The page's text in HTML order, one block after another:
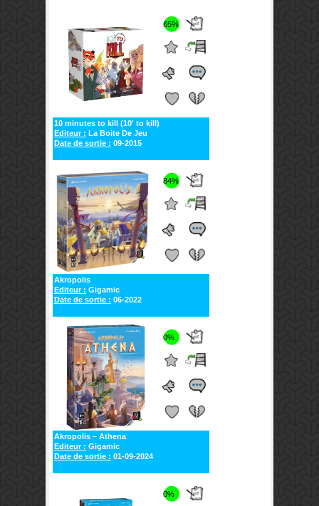
65%
10 minutes to kill (10′ to kill)
Editeur : La Boite De Jeu
Date de sortie : 09-2015
84%
Akropolis
Editeur : Gigamic
Date de sortie : 06-2022
0%
Akropolis – Athena
Editeur : Gigamic
Date de sortie : 01-09-2024
0%